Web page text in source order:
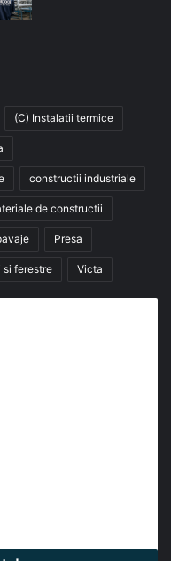
(C) Instalatii termice
constructii industriale
de constructii
Presa
si ferestre Victa